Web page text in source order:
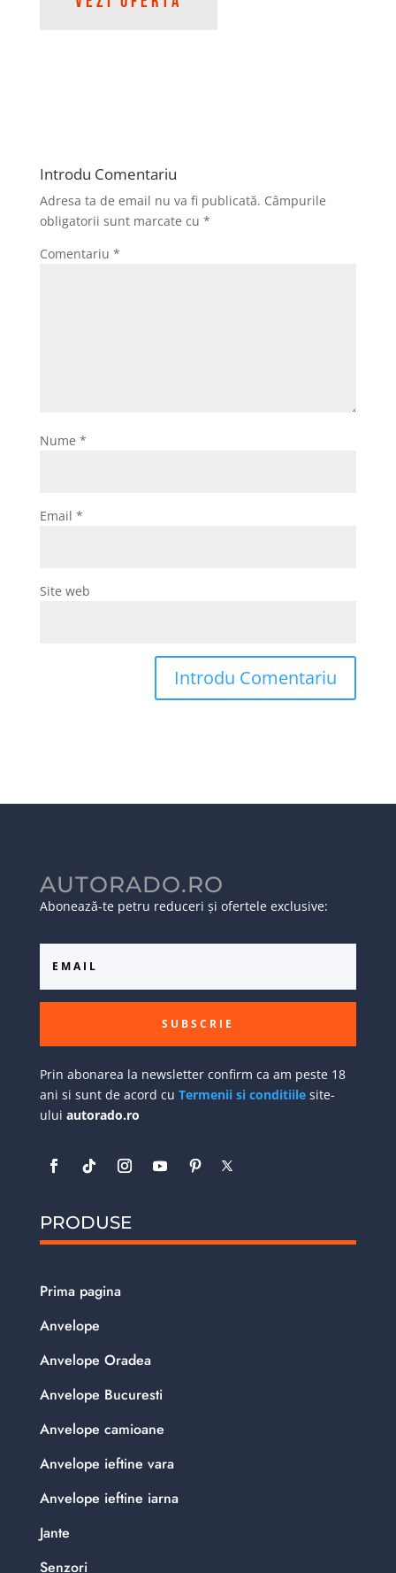
Introdu Comentariu
Adresa ta de email nu va fi publicată. Câmpurile
obligatorii sunt marcate cu *
Comentariu *
Nume *
Email *
Site web
AUTORADO.RO
Abonează-te petru reduceri și ofertele exclusive:
SUBSCRIE
Prin abonarea la newsletter confirm ca am peste 18
ani si sunt de acord cu Termenii si conditiilesite-
ului autorado.ro
PRODUSE
Prima pagina
Anvelope
Anvelope Oradea
Anvelope Bucuresti
Anvelope camioane
Anvelope ieftine vara
Anvelope ieftine iarna
Jante
Senzori